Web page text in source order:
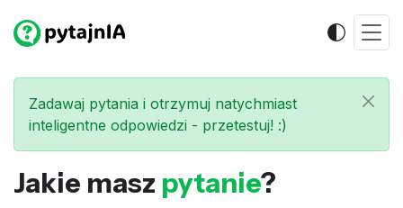
Zadawaj pytania i otrzymuj natychmiast
inteligentne odpowiedzi - przetestuj! :)
Jakie masz pytanie?